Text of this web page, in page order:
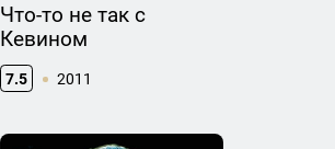
Что-то не так с
Кевином
7.5 2011